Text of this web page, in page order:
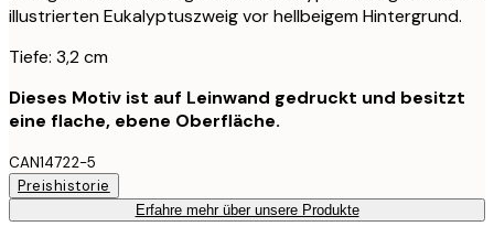
illustrierten Eukalyptuszweig vor hellbeigem Hintergrund.
Tiefe: 3,2 cm
Dieses Motiv ist auf Leinwand gedruckt und besitzt
eine flache, ebene Oberfläche.
CAN14722-5
Preishistorie
Erfahre mehr über unsere Produkte